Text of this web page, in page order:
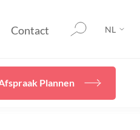
Contact NL
Plannen